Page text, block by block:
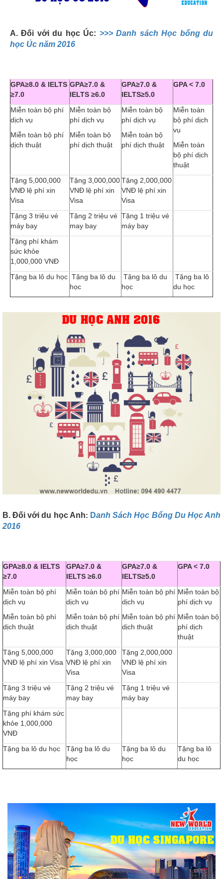
A. Đối với du học Úc: >>> Danh sách Học bổng du
học Úc năm 2016
GPA≥8.0 & IELTS
≥7.0
GPA≥7.0 &
IELTS ≥6.0
GPA≥7.0 &
IELTS≥5.0
GPA < 7.0
Miễn toàn bộ phí
dịch vụ
Miễn toàn bộ phí
dịch thuật
Miễn toàn bộ
phí dịch vụ
Miễn toàn bộ
phí dịch thuật
Miễn toàn bộ
phí dịch vụ
Miễn toàn bộ
phí dịch thuật
Miễn toàn
bộ phí dịch
vụ
Miễn toàn
bộ phí dịch
thuật
Tặng 5,000,000
VNĐ lệ phí xin
Visa
Tặng 3,000,000
VNĐ lệ phí xin
Visa
Tặng 2,000,000
VNĐ lệ phí xin
Visa
Tặng 3 triệu vé
máy bay
Tặng 2 triệu vé
may bay
Tặng 1 triệu vé
máy bay
Tặng phí khám
sức khỏe
1,000,000 VNĐ
Tặng ba lô du học Tặng ba lô du
học
Tặng ba lô du
học
Tặng ba lô
du học
B. Đối với du học Anh: Danh Sách Học Bổng Du Học Anh
2016
GPA≥8.0 & IELTS
≥7.0
GPA≥7.0 &
IELTS ≥6.0
GPA≥7.0 &
IELTS≥5.0
GPA < 7.0
Miễn toàn bộ phí
dịch vụ
Miễn toàn bộ phí
dịch thuật
Miễn toàn bộ phí
dịch vụ
Miễn toàn bộ phí
dịch thuật
Miễn toàn bộ phí
dịch vụ
Miễn toàn bộ phí
dịch thuật
Miễn toàn bộ
phí dịch vụ
Miễn toàn bộ
phí dịch
thuật
Tặng 5,000,000
VNĐ lệ phí xin Visa
Tặng 3,000,000
VNĐ lệ phí xin
Visa
Tặng 2,000,000
VNĐ lệ phí xin
Visa
Tặng 3 triệu vé
máy bay
Tặng 2 triệu vé
may bay
Tặng 1 triệu vé
máy bay
Tặng phí khám sức
khỏe 1,000,000
VNĐ
Tặng ba lô du học
Tặng ba lô du
học
Tặng ba lô du
học
Tặng ba lô
du học